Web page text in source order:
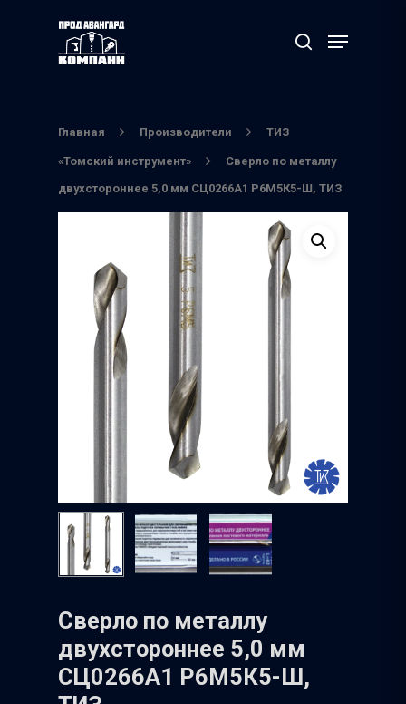
Главная Производители ТИЗ
«Томский инструмент»
Сверло по металлу
двухстороннее 5,0 мм СЦ0266А1 Р6М5К5-Ш, ТИЗ
Сверло по металлу
двухстороннее 5,0 мм
СЦ0266А1 Р6М5К5-Ш,